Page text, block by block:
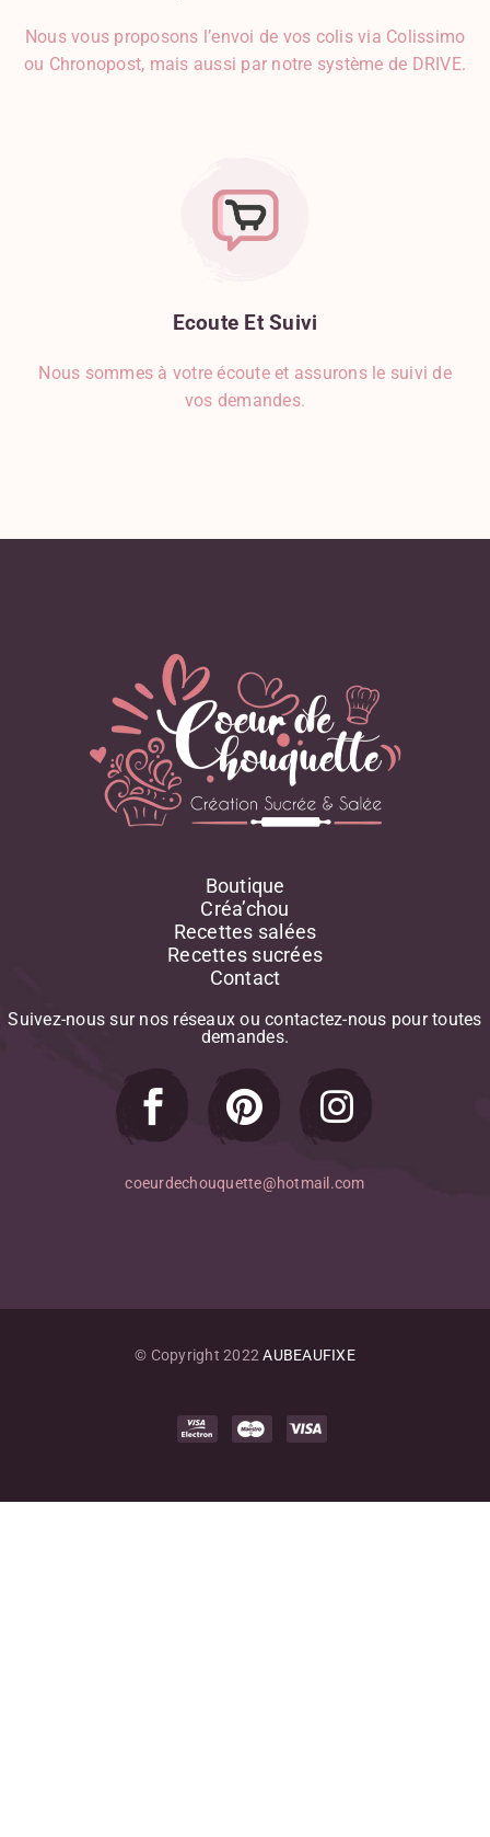
Nous vous proposons l’envoi de vos colis via Colissimo
ou Chronopost, mais aussi par notre système de DRIVE.
Ecoute Et Suivi
Nous sommes à votre écoute et assurons le suivi de
vos demandes.
Boutique
Créa’chou
Recettes salées
Recettes sucrées
Contact
Suivez-nous sur nos réseaux ou contactez-nous pour toutes
demandes.
coeurdechouquette@hotmail.com
© Copyright 2022 AUBEAUFIXE